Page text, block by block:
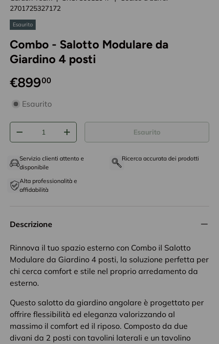
2701725327172
Esaurito
Combo - Salotto Modulare da
Giardino 4 posti
€89900
disponibilità prodotto
Esaurito
Q.tà
-
+ Esaurito
Servizio clienti attento e
disponibile
Ricerca accurata dei prodotti
Alta professionalità e
affidabilità
Descrizione
Rinnova il tuo spazio esterno con Combo il Salotto
Modulare da Giardino 4 posti, la soluzione perfetta per
chi cerca comfort e stile nel proprio arredamento da
esterno.
Questo salotto da giardino angolare è progettato per
offrire flessibilità ed eleganza valorizzando al
massimo il comfort ed il riposo. Composto da due
divani da 2 posti con tavolini laterali e un tavolino